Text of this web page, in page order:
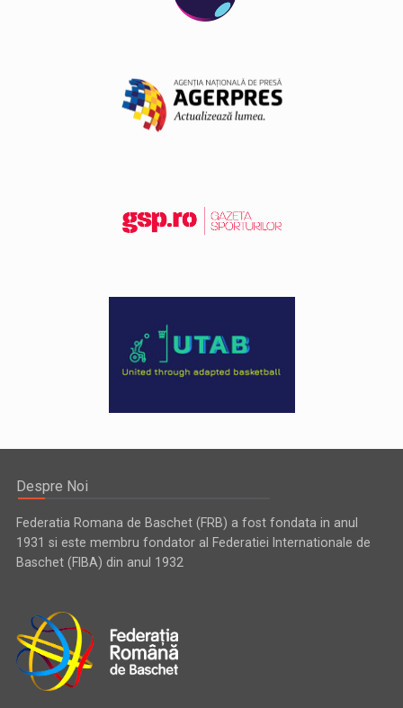
Despre Noi
Federatia Romana de Baschet (FRB) a fost fondata in anul
1931 si este membru fondator al Federatiei Internationale de
Baschet (FIBA) din anul 1932